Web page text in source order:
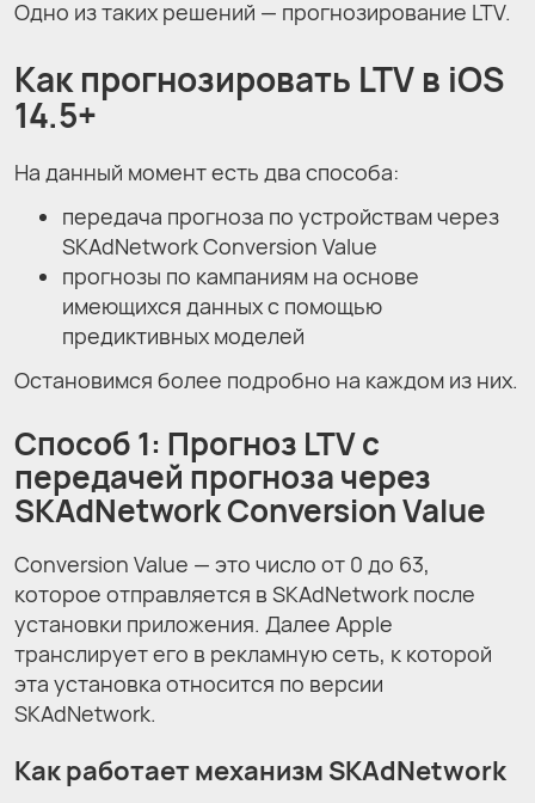
Одно из таких решений — прогнозирование LTV.
Как прогнозировать LTV в iOS
14.5+
На данный момент есть два способа:
передача прогноза по устройствам через
SKAdNetwork Conversion Value
прогнозы по кампаниям на основе
имеющихся данных с помощью
предиктивных моделей
Остановимся более подробно на каждом из них.
Способ 1: Прогноз LTV с
передачей прогноза через
SKAdNetwork Conversion Value
Conversion Value — это число от 0 до 63,
которое отправляется в SKAdNetwork после
установки приложения. Далее Apple
транслирует его в рекламную сеть, к которой
эта установка относится по версии
SKAdNetwork.
Как работает механизм SKAdNetwork